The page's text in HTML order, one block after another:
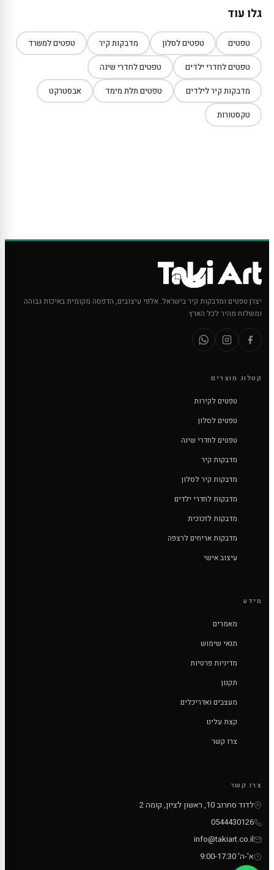
גלו עוד
טפטים טפטים לסלון מדבקות קיר טפטים למשרד
טפטים לחדרי ילדים טפטים לחדרי שינה
מדבקות קיר לילדים טפטים תלת מימד אבסטרקט
טקסטורות
יצרן טפטים ומדבקות קיר בישראל. אלפי עיצובים, הדפסה מקומית באיכות גבוהה
ומשלוח מהיר לכל הארץ.
קטלוג מוצרים
טפטים לקירות
טפטים לסלון
טפטים לחדרי שינה
מדבקות קיר
מדבקות קיר לסלון
מדבקות לחדרי ילדים
מדבקות לזכוכית
מדבקות אריחים לרצפה
עיצוב אישי
מידע
מאמרים
תנאי שימוש
מדיניות פרטיות
תקנון
מעצבים ואדריכלים
קצת עלינו
צרו קשר
צרו קשר
לדוד סחרוב 10, ראשון לציון, קומה 2
0544430126
info@takiart.co.il
א'-ה' 9:00-17:30